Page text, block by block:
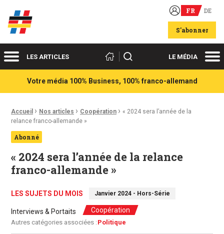
Acteurs du franco-allemand FR DE
S'abonner
MenuLES ARTICLES Rechercher LE MÉDIA
Votre média 100% Business, 100% franco-allemand
Fil d'Ariane :
Accueil › Nos articles › Coopération › « 2024 sera l’année de la
relance franco-allemande »
Abonné
« 2024 sera l’année de la relance
franco-allemande »
LES SUJETS DU MOIS Janvier 2024 - Hors-Série
Interviews & Portaits Coopération
Autres catégories associées : Politique